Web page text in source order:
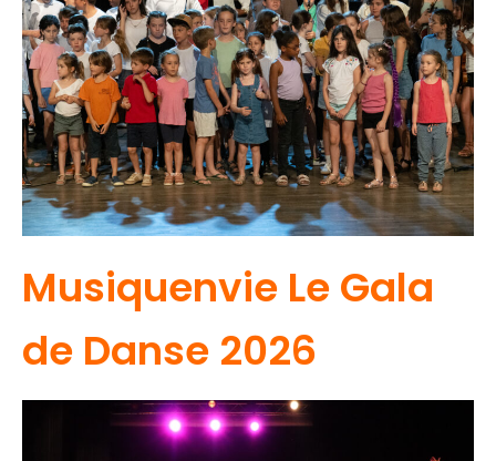
Musiquenvie Le Gala
de Danse 2026